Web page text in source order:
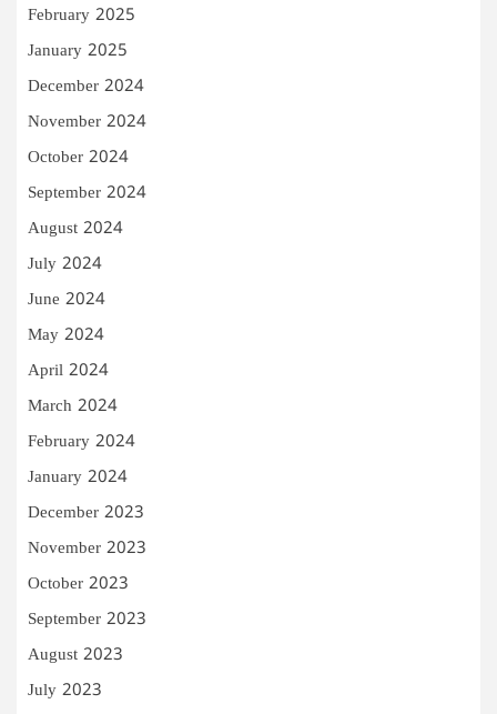
February 2025
January 2025
December 2024
November 2024
October 2024
September 2024
August 2024
July 2024
June 2024
May 2024
April 2024
March 2024
February 2024
January 2024
December 2023
November 2023
October 2023
September 2023
August 2023
July 2023